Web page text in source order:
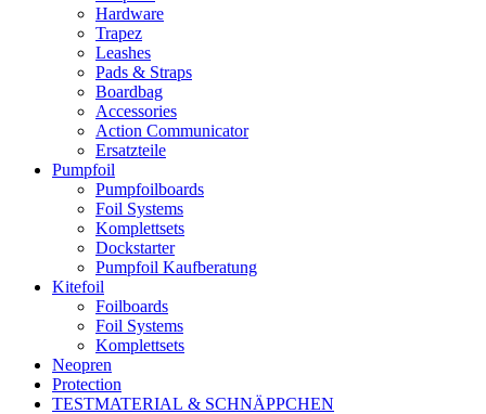
Hardware
Trapez
Leashes
Pads & Straps
Boardbag
Accessories
Action Communicator
Ersatzteile
Pumpfoil
Pumpfoilboards
Foil Systems
Komplettsets
Dockstarter
Pumpfoil Kaufberatung
Kitefoil
Foilboards
Foil Systems
Komplettsets
Neopren
Protection
TESTMATERIAL & SCHNÄPPCHEN